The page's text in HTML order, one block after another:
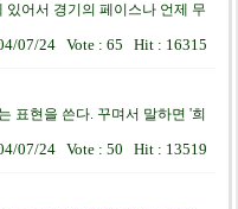
어서 경기의 페이스나 언제 무
07/24 Vote : 65 Hit : 16315
표현을 쓴다. 꾸며서 말하면 '희
07/24 Vote : 50 Hit : 13519